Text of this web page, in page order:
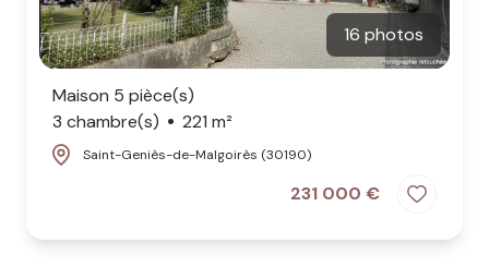
16 photos
Maison 5 pièce(s)
3 chambre(s)
221 m²
Saint-Geniès-de-Malgoirès (30190)
231 000 €